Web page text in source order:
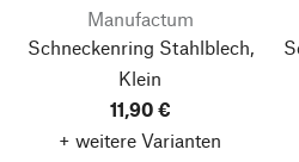
Manufactum
Schneckenring Stahlblech,
Klein
11,90 €
+ weitere Varianten